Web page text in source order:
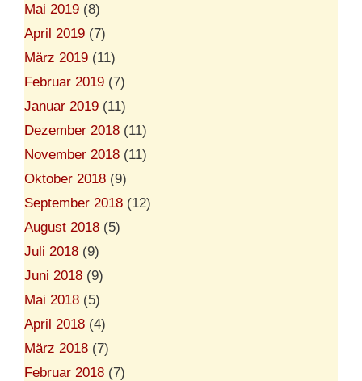
Mai 2019 (8)
April 2019 (7)
März 2019 (11)
Februar 2019 (7)
Januar 2019 (11)
Dezember 2018 (11)
November 2018 (11)
Oktober 2018 (9)
September 2018 (12)
August 2018 (5)
Juli 2018 (9)
Juni 2018 (9)
Mai 2018 (5)
April 2018 (4)
März 2018 (7)
Februar 2018 (7)